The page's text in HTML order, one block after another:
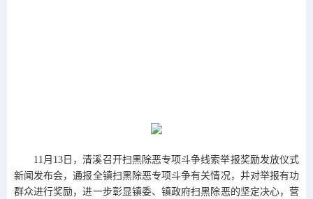
11月13日，清溪召开扫黑除恶专项斗争线索举报奖励发放仪式
新闻发布会，通报全镇扫黑除恶专项斗争有关情况，并对举报有功
群众进行奖励，进一步彰显镇委、镇政府扫黑除恶的坚定决心，营